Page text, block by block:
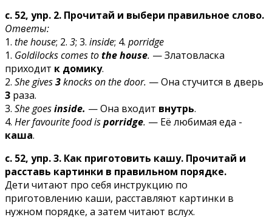
c. 52, ynp. 2. Прочитай и выбери правильное слово.
Ответы:
1. the house; 2. 3; 3. inside; 4. porridge
1. Goldilocks comes tothe house. — Златовласка
приходит к домику.
2. She gives3knocks on the door. — Она стучится в дверь
3 раза.
3. She goesinside. — Она входит внутрь.
4. Her favourite food isporridge. — Её любимая еда -
каша.
с. 52, упр. 3. Как приготовить кашу. Прочитай и
расставь картинки в правильном порядке.
Дети читают про себя инструкцию по
приготовлению каши, расставляют картинки в
нужном порядке, а затем читают вслух.